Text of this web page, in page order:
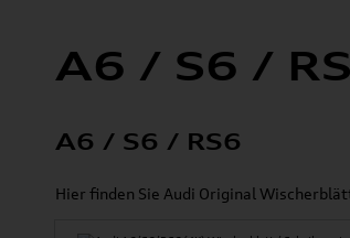
A6 / S6 /
A6 / S6 / RS6
Hier finden Sie Audi Original